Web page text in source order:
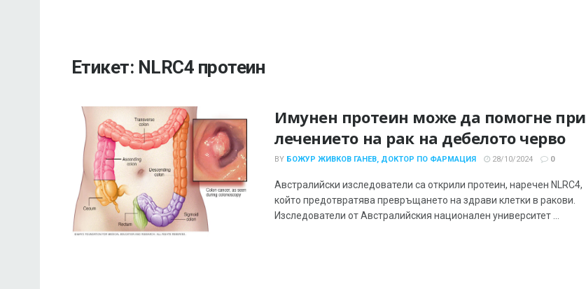
Етикет: NLRC4 протеин
Имунен протеин може да помогне при
лечението на рак на дебелото черво
BY БОЖУР ЖИВКОВ ГАНЕВ, ДОКТОР ПО ФАРМАЦИЯ 28/10/2024 0
Австралийски изследователи са открили протеин, наречен NLRC4,
който предотвратява превръщането на здрави клетки в ракови.
Изследователи от Австралийския национален университет ...